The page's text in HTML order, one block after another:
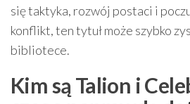
się taktyka, rozwój postaci i
konflikt, ten tytuł może szybko
bibliotece.
Kim są Talion i